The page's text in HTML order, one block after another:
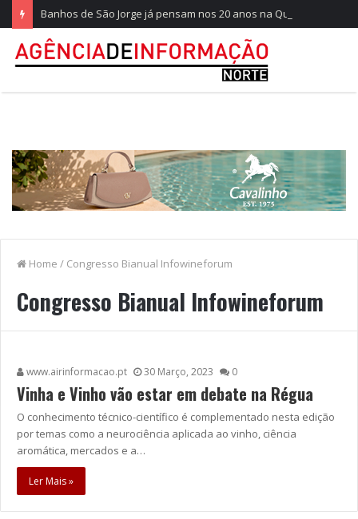
Home / Congresso Bianual Infowineforum
Congresso Bianual Infowineforum
www.airinformacao.pt 30 Março, 2023 0
Vinha e Vinho vão estar em debate na Régua
O conhecimento técnico-científico é complementado nesta edição
por temas como a neurociência aplicada ao vinho, ciência
aromática, mercados e a…
Ler Mais »